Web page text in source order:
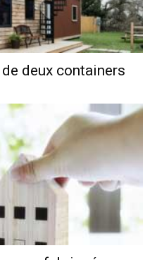
deux containers